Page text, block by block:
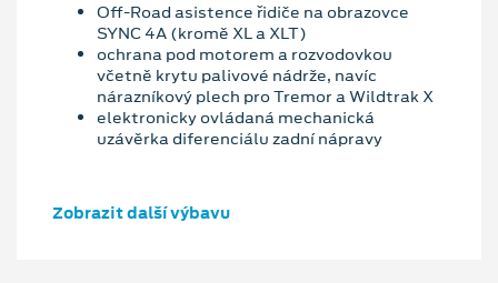
Off-Road asistence řidiče na obrazovce
SYNC 4A (kromě XL a XLT)
ochrana pod motorem a rozvodovkou
včetně krytu palivové nádrže, navíc
nárazníkový plech pro Tremor a Wildtrak X
elektronicky ovládaná mechanická
uzávěrka diferenciálu zadní nápravy
Zobrazit další výbavu